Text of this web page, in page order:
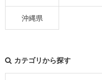
沖縄県
カテゴリから探す